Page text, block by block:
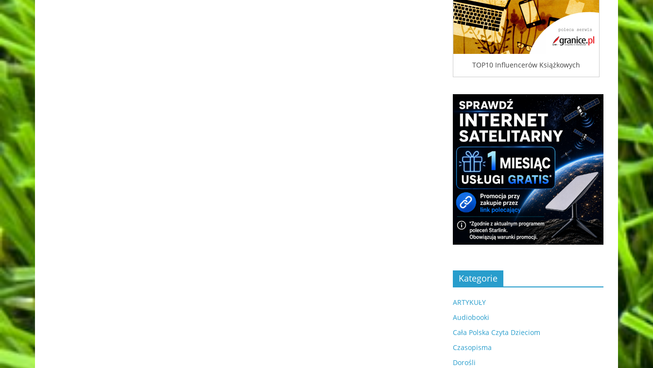
TOP10 Influencerów Książkowych
Kategorie
ARTYKUŁY
Audiobooki
Cała Polska Czyta Dzieciom
Czasopisma
Dorośli